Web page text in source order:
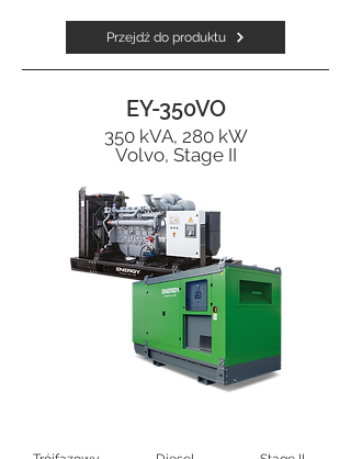
Przejdź do produktu
EY-350VO
350 kVA, 280 kW
Volvo, Stage II